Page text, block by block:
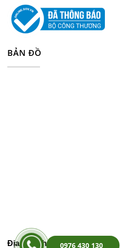
BẢN ĐỒ
Địa Chỉ Kho Hàng:0976 430 130